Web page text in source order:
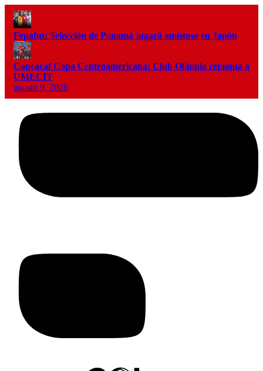
Fepafut: Selección de Panamá jugará amistoso en Japón
Concacaf Copa Centroamericana: Club Olimpia remonta a
UMECIT
agosto 9, 2026